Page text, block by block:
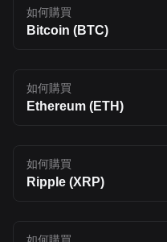
Opens on April 24, 2026, 13:00 (UTC)
April 25, 2026, 14:00 (UTC) Spot trading link: BLEND/USDT
Convert: Opens within 10
CoinmarketCap As of this writing, Fluent (BLEND) is trading at
$0.1137, although the token
phase following its initial
stabilizes. Based on current
token may fluctuate within a
with an average price
如何購買
Bitcoin (BTC)
如何購買
Ethereum (ETH)
如何購買
Ripple (XRP)
如何購買